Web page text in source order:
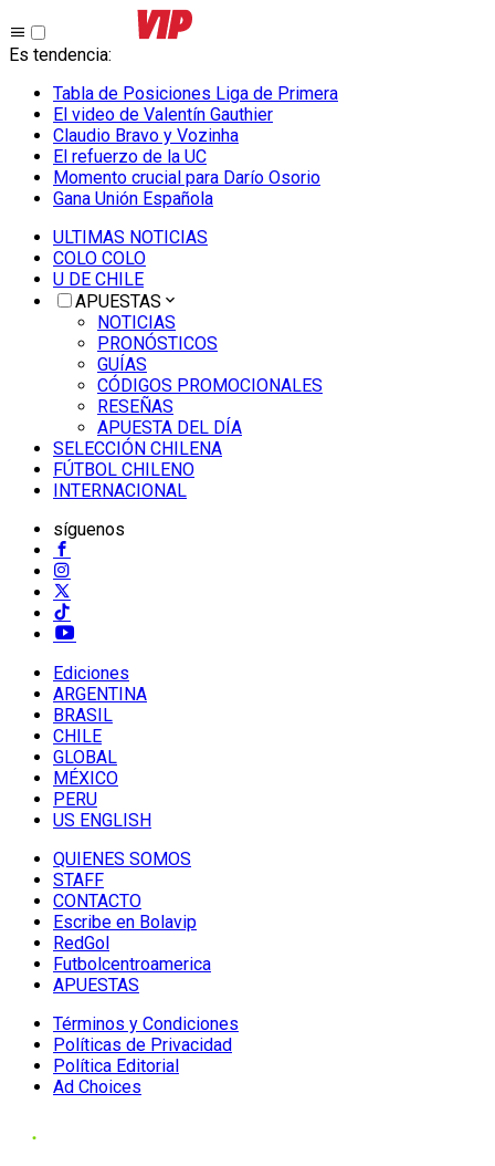
Es tendencia:
Tabla de Posiciones Liga de Primera
El video de Valentín Gauthier
Claudio Bravo y Vozinha
El refuerzo de la UC
Momento crucial para Darío Osorio
Gana Unión Española
ULTIMAS NOTICIAS
COLO COLO
U DE CHILE
APUESTAS
NOTICIAS
PRONÓSTICOS
GUÍAS
CÓDIGOS PROMOCIONALES
RESEÑAS
APUESTA DEL DÍA
SELECCIÓN CHILENA
FÚTBOL CHILENO
INTERNACIONAL
síguenos
Ediciones
ARGENTINA
BRASIL
CHILE
GLOBAL
MÉXICO
PERU
US ENGLISH
QUIENES SOMOS
STAFF
CONTACTO
Escribe en Bolavip
RedGol
Futbolcentroamerica
APUESTAS
Términos y Condiciones
Políticas de Privacidad
Política Editorial
Ad Choices